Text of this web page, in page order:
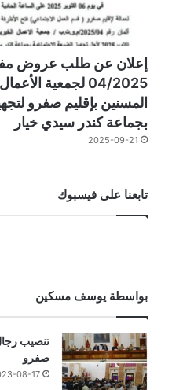
إعلان عن طلب عروض
04/2025 لجمعية
المسنين بإقليم صفرو
بجماعة كندر سيدي خيار
2025-09-21
تابعنا على فيسبوك
بواسطة يوسف مسكين
تنصيب
صفرو
08-17